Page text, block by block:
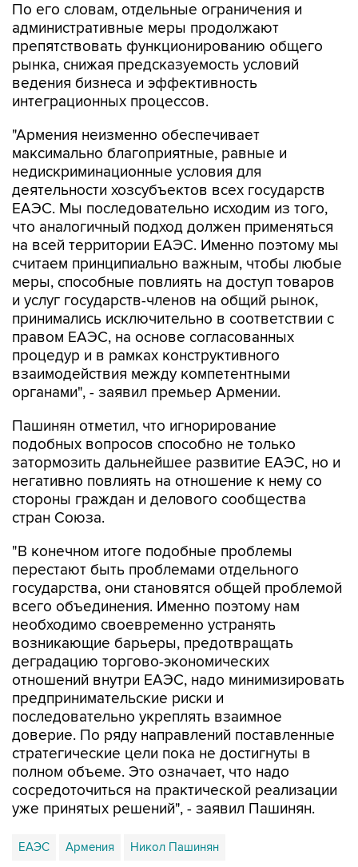
По его словам, отдельные ограничения и
административные меры продолжают
препятствовать функционированию общего
рынка, снижая предсказуемость условий
ведения бизнеса и эффективность
интеграционных процессов.
"Армения неизменно обеспечивает
максимально благоприятные, равные и
недискриминационные условия для
деятельности хозсубъектов всех государств
ЕАЭС. Мы последовательно исходим из того,
что аналогичный подход должен применяться
на всей территории ЕАЭС. Именно поэтому мы
считаем принципиально важным, чтобы любые
меры, способные повлиять на доступ товаров
и услуг государств-членов на общий рынок,
принимались исключительно в соответствии с
правом ЕАЭС, на основе согласованных
процедур и в рамках конструктивного
взаимодействия между компетентными
органами", - заявил премьер Армении.
Пашинян отметил, что игнорирование
подобных вопросов способно не только
затормозить дальнейшее развитие ЕАЭС, но и
негативно повлиять на отношение к нему со
стороны граждан и делового сообщества
стран Союза.
"В конечном итоге подобные проблемы
перестают быть проблемами отдельного
государства, они становятся общей проблемой
всего объединения. Именно поэтому нам
необходимо своевременно устранять
возникающие барьеры, предотвращать
деградацию торгово-экономических
отношений внутри ЕАЭС, надо минимизировать
предпринимательские риски и
последовательно укреплять взаимное
доверие. По ряду направлений поставленные
стратегические цели пока не достигнуты в
полном объеме. Это означает, что надо
сосредоточиться на практической реализации
уже принятых решений", - заявил Пашинян.
ЕАЭС Армения Никол Пашинян